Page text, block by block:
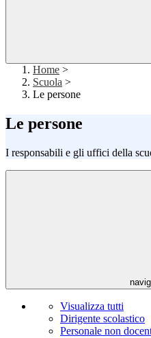
Home >
Scuola >
Le persone
Le persone
I responsabili e gli uffici della
Visualizza tutti
Dirigente scolastico
Personale non